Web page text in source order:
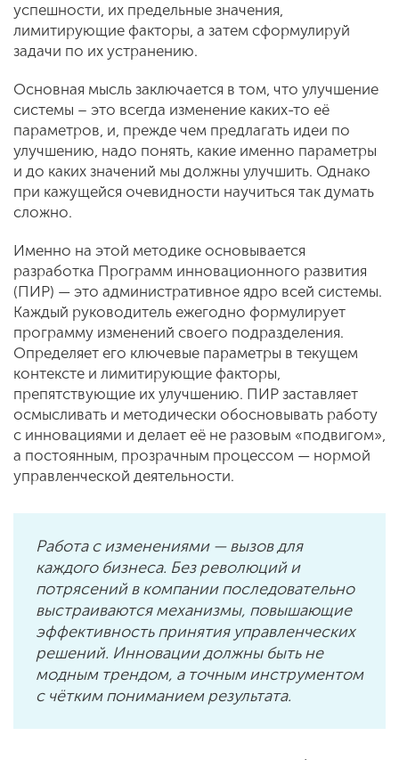
успешности, их предельные значения,
лимитирующие факторы, а затем сформулируй
задачи по их устранению.
Основная мысль заключается в том, что улучшение
системы – это всегда изменение каких-то её
параметров, и, прежде чем предлагать идеи по
улучшению, надо понять, какие именно параметры
и до каких значений мы должны улучшить. Однако
при кажущейся очевидности научиться так думать
сложно.
Именно на этой методике основывается
разработка Программ инновационного развития
(ПИР) — это административное ядро всей системы.
Каждый руководитель ежегодно формулирует
программу изменений своего подразделения.
Определяет его ключевые параметры в текущем
контексте и лимитирующие факторы,
препятствующие их улучшению. ПИР заставляет
осмысливать и методически обосновывать работу
с инновациями и делает её не разовым «подвигом»,
а постоянным, прозрачным процессом — нормой
управленческой деятельности.
Работа с изменениями — вызов для
каждого бизнеса. Без революций и
потрясений в компании последовательно
выстраиваются механизмы, повышающие
эффективность принятия управленческих
решений. Инновации должны быть не
модным трендом, а точным инструментом
с чётким пониманием результата.